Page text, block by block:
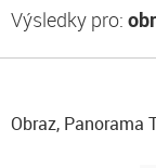
Výsledky pro:
Obraz, Panorama